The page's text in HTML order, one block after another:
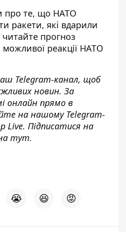
про те, що НАТО
ракети, які вдарили
прогноз
реакції НАТО
Telegram-канал, щоб
новин. За
онлайн прямо в
на нашому Telegram-
Live. Підписатися на
тут.
😭 😆 😡